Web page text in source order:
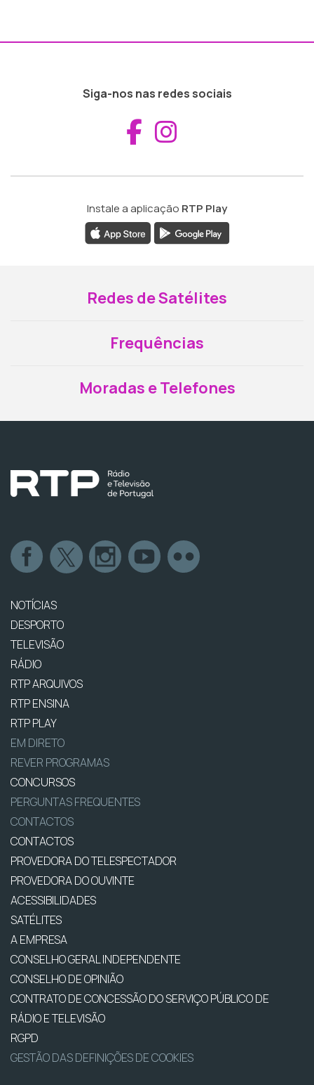
Siga-nos nas redes sociais
Aceder ao
Instale a aplicação RTP Play
Redes de Satélites
Frequências
Moradas e Telefones
NOTÍCIAS
DESPORTO
TELEVISÃO
RÁDIO
RTP ARQUIVOS
RTP ENSINA
RTP PLAY
EM DIRETO
REVER PROGRAMAS
CONCURSOS
PERGUNTAS FREQUENTES
CONTACTOS
CONTACTOS
PROVEDORA DO TELESPECTADOR
PROVEDORA DO OUVINTE
ACESSIBILIDADES
SATÉLITES
A EMPRESA
CONSELHO GERAL INDEPENDENTE
CONSELHO DE OPINIÃO
CONTRATO DE CONCESSÃO DO SERVIÇO PÚBLICO DE
RÁDIO E TELEVISÃO
RGPD
GESTÃO DAS DEFINIÇÕES DE COOKIES